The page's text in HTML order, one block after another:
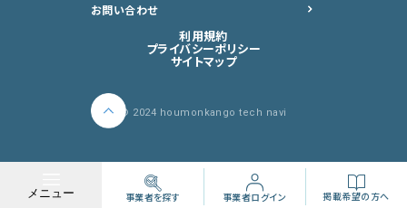
メニュー 事業者を探す 事業者ログイン 掲載希望の方へ
お問い合わせ
利用規約
プライバシーポリシー
サイトマップ
©︎ 2024 houmonkango tech navi